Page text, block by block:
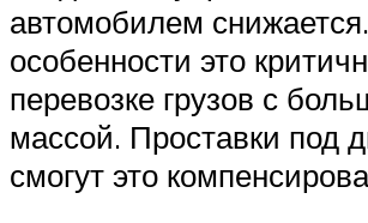
автомобилем
особенности это
перевозке грузов с
массой. Проставки под
смогут это